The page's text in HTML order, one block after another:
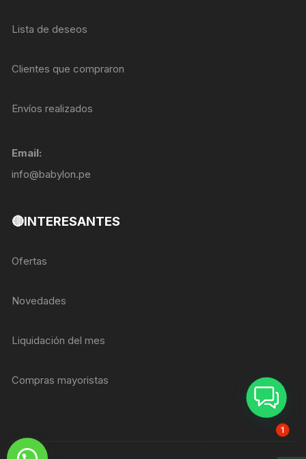
Lista de deseos
Clientes que compraron
Envíos realizados
Email:
info@babylon.pe
🔴INTERESANTES
Ofertas
Novedades
Liquidación del mes
Compras mayoristas
1